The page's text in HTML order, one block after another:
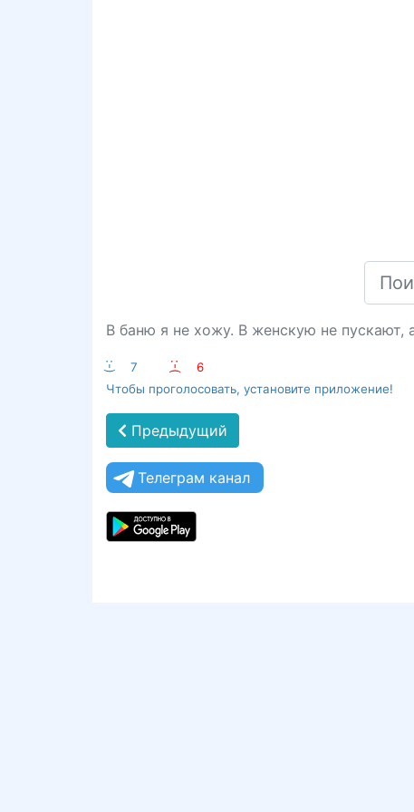
В баню я не хожу. В женскую не пускают,
:-) 7 :-(
6
Чтобы проголосовать, установите приложение!
Предыдущий
Телеграм канал